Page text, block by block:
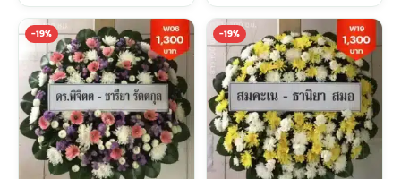
-19% -19%